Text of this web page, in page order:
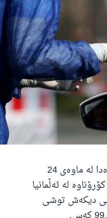
سەنتەری نەخۆشیە درمەکانی ڕۆبەرت کۆغی ئەڵمانیا ئاماژەی بەوەدا لە ماوەی 24
لە ئەڵمانیا
کەس، هەروەها لە هەمان ماوەدا 3,834 کەسی دیکەش توشی